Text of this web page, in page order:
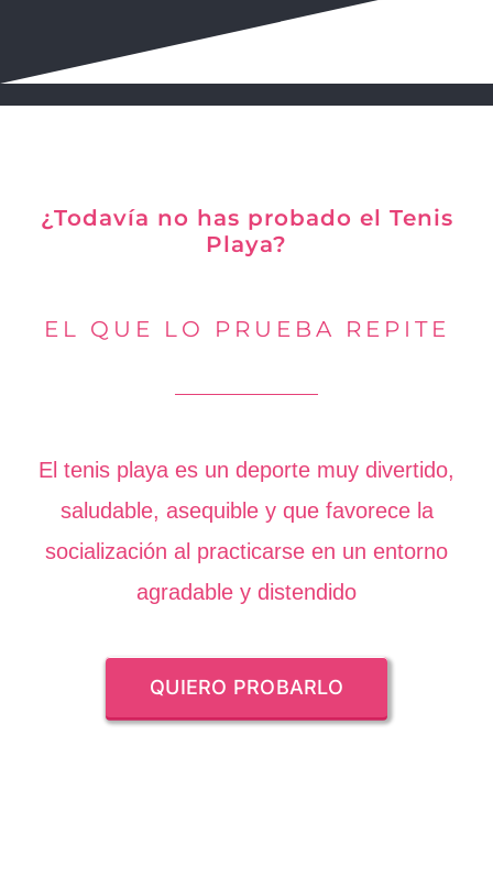
¿Todavía no has probado el Tenis
Playa?
EL QUE LO PRUEBA REPITE
El tenis playa es un deporte muy divertido,
saludable, asequible y que favorece la
socialización al practicarse en un entorno
agradable y distendido
QUIERO PROBARLO